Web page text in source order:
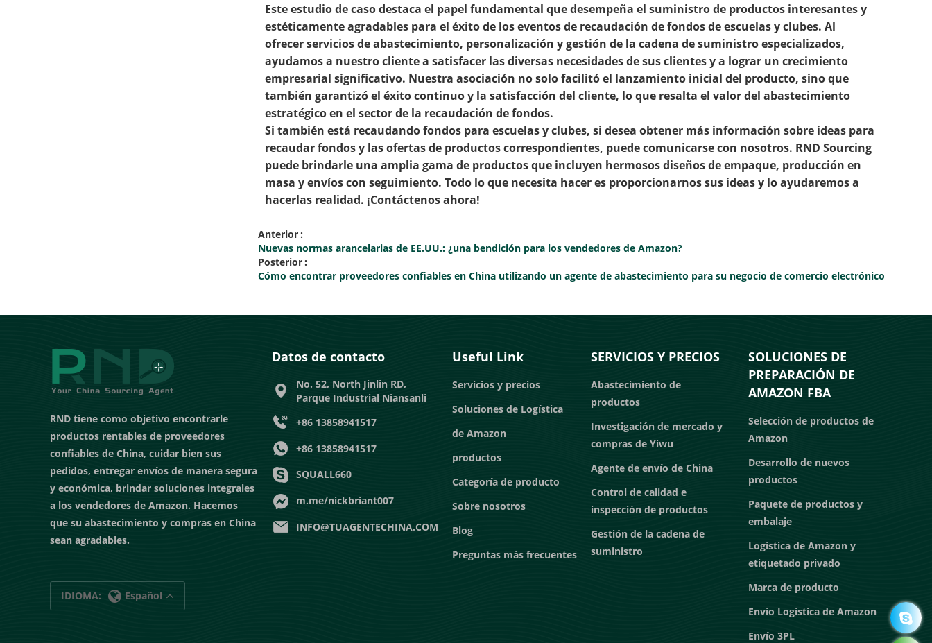
Este estudio de caso destaca el papel fundamental que desempeña el suministro de productos interesantes y
estéticamente agradables para el éxito de los eventos de recaudación de fondos de escuelas y clubes. Al
ofrecer servicios de abastecimiento, personalización y gestión de la cadena de suministro especializados,
ayudamos a nuestro cliente a satisfacer las diversas necesidades de sus clientes y a lograr un crecimiento
empresarial significativo. Nuestra asociación no solo facilitó el lanzamiento inicial del producto, sino que
también garantizó el éxito continuo y la satisfacción del cliente, lo que resalta el valor del abastecimiento
estratégico en el sector de la recaudación de fondos.
Si también está recaudando fondos para escuelas y clubes, si desea obtener más información sobre ideas para
recaudar fondos y las ofertas de productos correspondientes, puede comunicarse con nosotros. RND Sourcing
puede brindarle una amplia gama de productos que incluyen hermosos diseños de empaque, producción en
masa y envíos con seguimiento. Todo lo que necesita hacer es proporcionarnos sus ideas y lo ayudaremos a
hacerlas realidad. ¡Contáctenos ahora!
Anterior
Nuevas normas arancelarias de EE.UU.: ¿una bendición para los vendedores de Amazon?
Posterior
Cómo encontrar proveedores confiables en China utilizando un agente de abastecimiento para su negocio de comercio electrónico
RND tiene como objetivo encontrarle
productos rentables de proveedores
confiables de China, cuidar bien sus
pedidos, entregar envíos de manera segura
y económica, brindar soluciones integrales
a los vendedores de Amazon. Hacemos
que su abastecimiento y compras en China
sean agradables.
IDIOMA: Español
Datos de contacto
No. 52, North Jinlin RD,
Parque Industrial Niansanli
+86 13858941517
+86 13858941517
SQUALL660
m.me/nickbriant007
INFO@TUAGENTECHINA.COM
Useful Link
Servicios y precios
Soluciones de Logística
de Amazon
productos
Categoría de producto
Sobre nosotros
Blog
Preguntas más frecuentes
SERVICIOS Y PRECIOS
Abastecimiento de
productos
Investigación de mercado y
compras de Yiwu
Agente de envío de China
Control de calidad e
inspección de productos
Gestión de la cadena de
suministro
SOLUCIONES DE
PREPARACIÓN DE
AMAZON FBA
Selección de productos de
Amazon
Desarrollo de nuevos
productos
Paquete de productos y
embalaje
Logística de Amazon y
etiquetado privado
Marca de producto
Envío Logística de Amazon
Envío 3PL